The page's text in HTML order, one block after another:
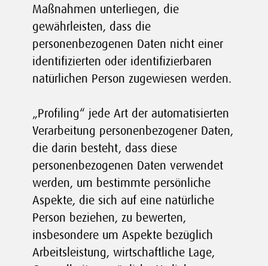
Maßnahmen unterliegen, die
gewährleisten, dass die
personenbezogenen Daten nicht einer
identifizierten oder identifizierbaren
natürlichen Person zugewiesen werden.
„Profiling“ jede Art der automatisierten
Verarbeitung personenbezogener Daten,
die darin besteht, dass diese
personenbezogenen Daten verwendet
werden, um bestimmte persönliche
Aspekte, die sich auf eine natürliche
Person beziehen, zu bewerten,
insbesondere um Aspekte bezüglich
Arbeitsleistung, wirtschaftliche Lage,